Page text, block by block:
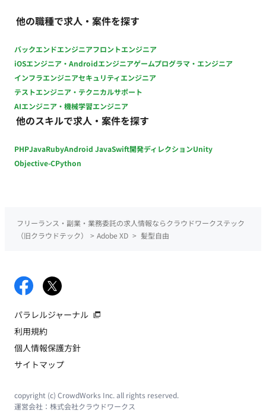
他の職種で求人・案件を探す
バックエンドエンジニアフロントエンジニア
iOSエンジニア・Androidエンジニアゲームプログラマ・エンジニア
インフラエンジニアセキュリティエンジニア
テストエンジニア・テクニカルサポート
AIエンジニア・機械学習エンジニア
他のスキルで求人・案件を探す
PHPJavaRubyAndroid JavaSwift開発ディレクションUnity
Objective-CPython
フリーランス・副業・業務委託の求人情報ならクラウドワークステック
（旧クラウドテック）
> Adobe XD > 髪型自由
パラレルジャーナル
利用規約
個人情報保護方針
サイトマップ
copyright (c) CrowdWorks Inc. all rights reserved.
運営会社： 株式会社クラウドワークス